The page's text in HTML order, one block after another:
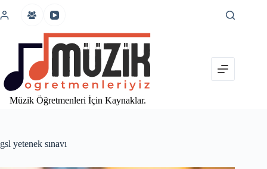
atla
Müzik Öğretmenleri İçin Kaynaklar.
gsl yetenek sınavı